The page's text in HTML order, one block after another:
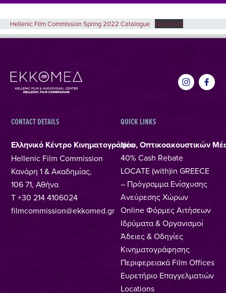
Hellenic Film Commission Spring 2022 Catalogue Download
CONTACT DETAILS
Ελληνικό Κέντρο Κινηματογράφου, Οπτικοακουστικών
Hellenic Film Commission
Κανάρη 1 & Ακαδημίας,
106 71, Αθήνα
T +30 214 4106024
filmcommission@ekkomed.gr
QUICK LINKS
Νέα
40% Cash Rebate
LOCATE (with)in GREECE
– Πρόγραμμα Ενίσχυσης
Ανεύρεσης Χώρων
Online Φόρμες Αιτήσεων
Ιδρύματα & Οργανισμοί
Άδειες & Οδηγίες
Κινηματογράφησης
Περιφερειακά Film Offices
Ευρετήριο Επαγγελματιών
Locations